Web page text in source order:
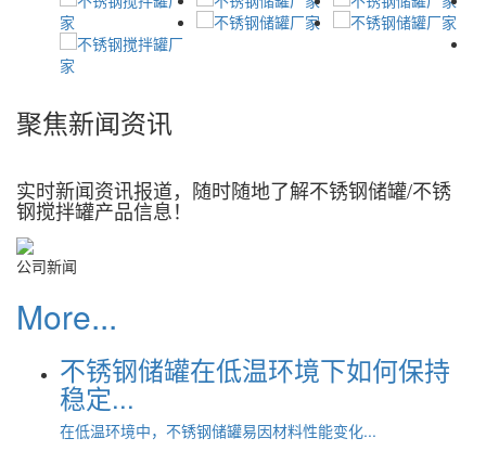
聚焦新闻资讯
实时新闻资讯报道，随时随地了解不锈钢储罐/不锈
钢搅拌罐产品信息！
公司新闻
More...
不锈钢储罐在低温环境下如何保持
稳定...
在低温环境中，不锈钢储罐易因材料性能变化...